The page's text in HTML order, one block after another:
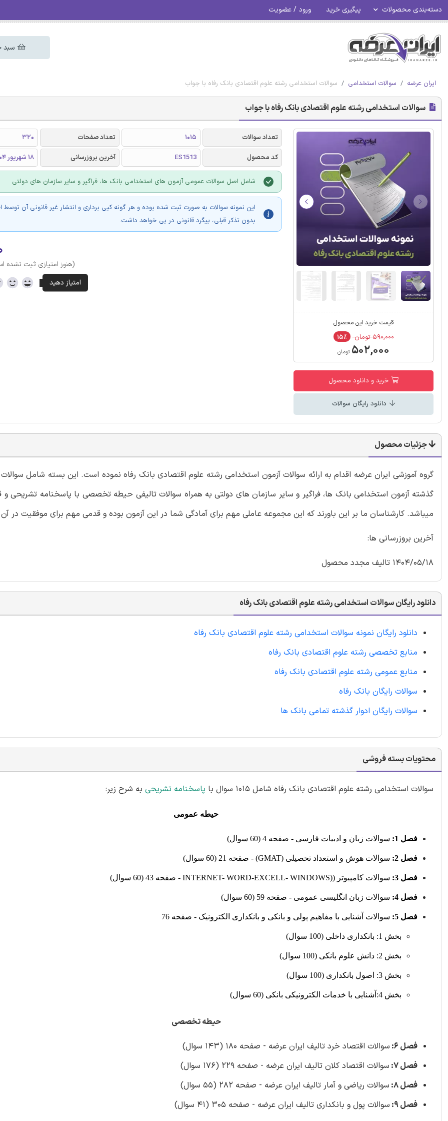
دسته‌بندی محصولات پیگیری خرید ورود / عضویت
سبد
ایران عرضه سوالات استخدامی سوالات استخدامی رشته علوم اقتصادی بانک رفاه با جواب
سوالات استخدامی رشته علوم اقتصادی بانک رفاه با جواب
قیمت خرید این محصول
۵۹۰,۰۰۰ تومان ۱۵٪
۵۰۲,۰۰۰ تومان
خرید و دانلود محصول
دانلود رایگان سوالات
تعداد سوالات 1015 تعداد صفحات
320
کد محصول
ES1513 آخرین بروزرسانی 18 شهریور 1404
شامل اصل سوالات عمومی آزمون های استخدامی بانک ها، فراگیر و سایر سازمان های دولتی
این نمونه سوالات به صورت ثبت شده بوده و هر گونه کپی برداری و انتشار غیر قانونی آن توسط
بدون تذکر قبلی، پیگرد قانونی در پی خواهد داشت.
(هنوز امتیازی ثبت نشده
جزئیات محصول
گروه آموزشی ایران عرضه اقدام به ارائه سوالات آزمون استخدامی رشته علوم اقتصادی بانک رفاه نموده است. این بسته شامل
گذشته آزمون استخدامی بانک ها، فراگیر و سایر سازمان های دولتی به همراه سوالات تالیفی حیطه تخصصی با پاسخنامه تشریحی و
میباشد. کارشناسان ما بر این باورند که این مجموعه عاملی مهم برای آمادگی شما در این آزمون بوده و قدمی مهم برای موفقیت در
آخرین بروزرسانی ها:
1404/05/18 تالیف مجدد محصول
دانلود رایگان سوالات استخدامی رشته علوم اقتصادی بانک رفاه
دانلود رایگان نمونه سوالات استخدامی رشته علوم اقتصادی بانک رفاه
منابع تخصصی رشته علوم اقتصادی بانک رفاه
منابع عمومی رشته علوم اقتصادی بانک رفاه
سوالات رایگان بانک رفاه
سوالات رایگان ادوار گذشته تمامی بانک ها
محتویات بسته فروشی
سوالات استخدامی رشته علوم اقتصادی بانک رفاه شامل 1015 سوال با پاسخنامه تشریحی به شرح زیر:
حیطه عمومی
فصل 1: سوالات زبان و ادبیات فارسی - صفحه 4 (60 سوال)
فصل 2: سوالات هوش و استعداد تحصیلی (GMAT) - صفحه 21 (60 سوال)
فصل 3: سوالات کامپیوتر ((INTERNET- WORD-EXCELL- WINDOWS - صفحه 43 (60 سوال)
فصل 4: سوالات زبان انگلیسی عمومی - صفحه 59 (60 سوال)
فصل 5: سوالات آشنایی با مفاهیم پولی و بانکی و بانکداری الکترونیک - صفحه 76
بخش 1: بانکداری داخلی (100 سوال)
بخش 2: دانش علوم بانکی (100 سوال)
بخش 3: اصول بانکداری (100 سوال)
بخش 4:آشنایی با خدمات الکترونیکی بانکی (60 سوال)
حیطه تخصصی
فصل 6:
سوالات اقتصاد خرد تالیف ایران عرضه - صفحه 180 (143 سوال)
فصل 7:
سوالات اقتصاد کلان تالیف ایران عرضه - صفحه 229 (176 سوال)
فصل 8:
سوالات ریاضی و آمار تالیف ایران عرضه - صفحه 282 (55 سوال)
فصل 9:
سوالات پول و بانکداری تالیف ایران عرضه - صفحه 305 (41 سوال)